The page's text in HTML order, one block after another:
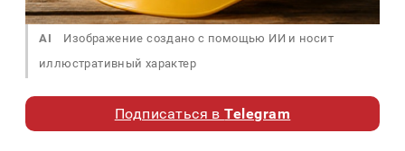
AI
Изображение создано с помощью ИИ и носит
иллюстративный характер
Подписаться вTelegram